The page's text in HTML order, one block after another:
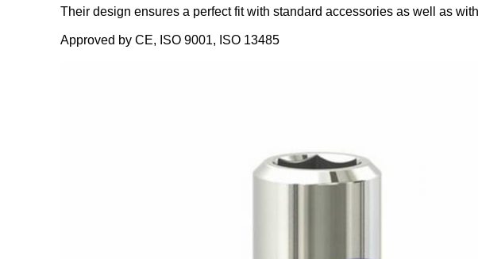
Their design ensures a perfect fit with standard accessories as well as
Approved by CE, ISO 9001, ISO 13485